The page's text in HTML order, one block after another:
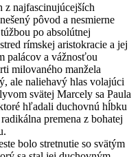
z najfascinujúcejších
pôvod a nesmierne
po absolútnej
rímskej aristokracie a jej
palácov a vážnosťou
milovaného manžela
ale naliehavý hlas volajúci
svätej Marcely sa Paula
hľadali duchovnú hĺbku
premena z bohatej
bolo stretnutie so svätým